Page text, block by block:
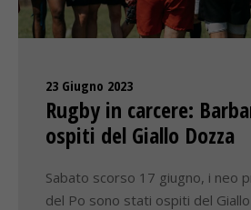
23 Giugno 2023
Rugby in carcere:
ospiti del Giallo Dozza
Sabato scorso 17 giugno, i neo
del Po sono stati ospiti del